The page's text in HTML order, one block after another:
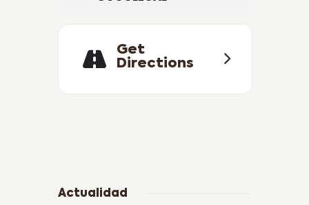
Get
Directions
Actualidad